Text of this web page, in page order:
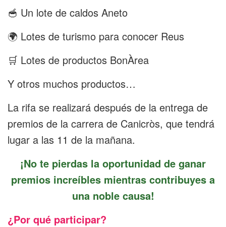
🥣 Un lote de caldos Aneto
🌍 Lotes de turismo para conocer Reus
🛒 Lotes de productos BonÀrea
Y otros muchos productos…
La rifa se realizará después de la entrega de
premios de la carrera de Canicròs, que tendrá
lugar a las 11 de la mañana.
¡No te pierdas la oportunidad de ganar
premios increíbles mientras contribuyes a
una noble causa!
¿Por qué participar?